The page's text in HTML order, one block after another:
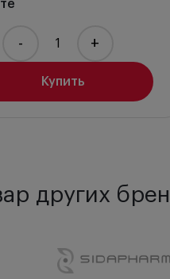
Купить
- +
других